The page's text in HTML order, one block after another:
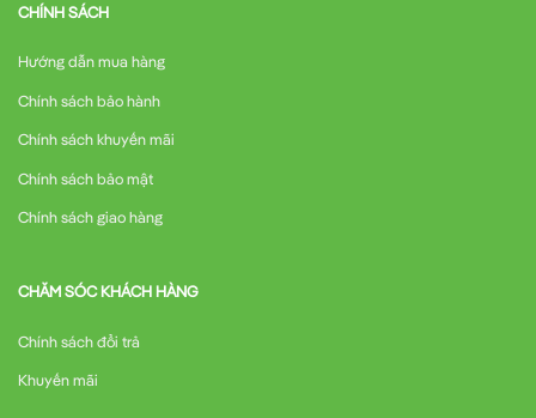
CHÍNH SÁCH
Hướng dẫn mua hàng
Chính sách bảo hành
Chính sách khuyến mãi
Chính sách bảo mật
Chính sách giao hàng
CHĂM SÓC KHÁCH HÀNG
Chính sách đổi trả
Khuyến mãi